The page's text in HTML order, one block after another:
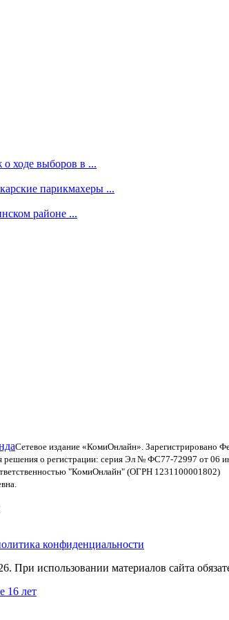
ходе выборов в ...
парикмахеры ...
районе ...
Сетевое издание «КомиОнлайн». Зарегистрировано
решения о регистрации: серия Эл № ФС77-72997 от 06
"КомиОнлайн" (ОГРН 1231100001802)
конфиденциальности
использовании материалов сайта
16 лет